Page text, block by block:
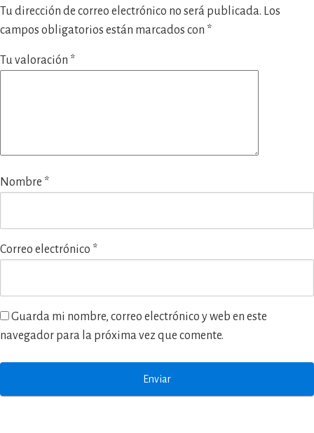
Tu dirección de correo electrónico no será publicada. Los
campos obligatorios están marcados con *
Tu valoración *
Nombre *
Correo electrónico *
Guarda mi nombre, correo electrónico y web en este
navegador para la próxima vez que comente.